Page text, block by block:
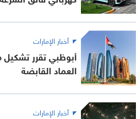
أخبار الإمارات
أبوظبي تقرر
العماد القابضة
أخبار الإمارات